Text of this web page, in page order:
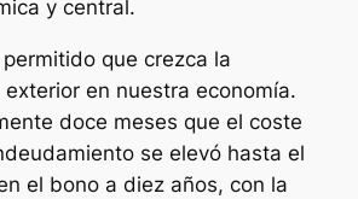
y central.
que crezca la
en nuestra economía.
doce meses que el coste
se elevó hasta el
el bono a diez años, con la